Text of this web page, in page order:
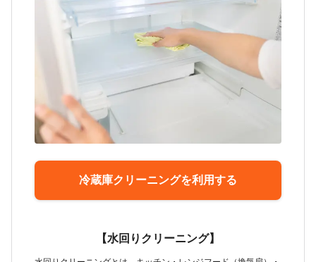
冷蔵庫クリーニングを利用する
【水回りクリーニング】